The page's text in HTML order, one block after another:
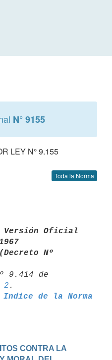
N° 9155
LEY N° 9.155
Toda la Norma
Versión Oficial
9.414 de
2
Indice de la Norma
CONTRA LA